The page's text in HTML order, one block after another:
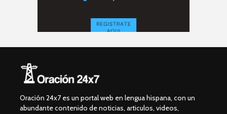
Oración 24x7 es un portal web en lengua hispana, con un
abundante contenido de noticias, articulos, videos,